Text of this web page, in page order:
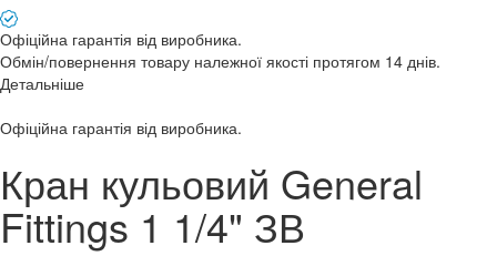
Офіційна гарантія від виробника.
Обмін/повернення товару належної якості протягом 14 днів.
Детальніше
Офіційна гарантія від виробника.
Кран кульовий General
Fittings 1 1/4" ЗВ